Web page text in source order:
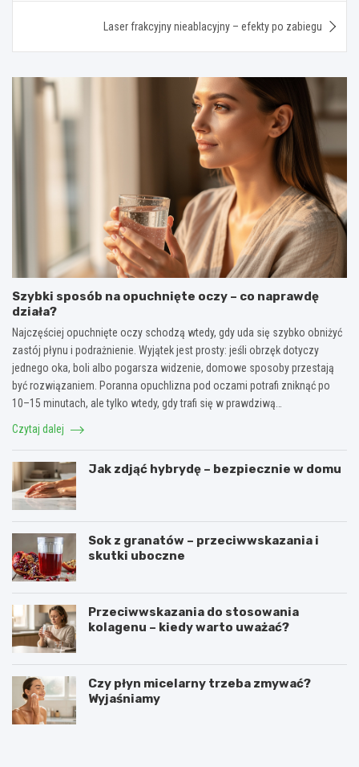
Laser frakcyjny nieablacyjny – efekty po zabiegu
Szybki sposób na opuchnięte oczy – co naprawdę
działa?
Najczęściej opuchnięte oczy schodzą wtedy, gdy uda się szybko obniżyć
zastój płynu i podrażnienie. Wyjątek jest prosty: jeśli obrzęk dotyczy
jednego oka, boli albo pogarsza widzenie, domowe sposoby przestają
być rozwiązaniem. Poranna opuchlizna pod oczami potrafi zniknąć po
10–15 minutach, ale tylko wtedy, gdy trafi się w prawdziwą…
Czytaj dalej
Jak zdjąć hybrydę – bezpiecznie w domu
Sok z granatów – przeciwwskazania i
skutki uboczne
Przeciwwskazania do stosowania
kolagenu – kiedy warto uważać?
Czy płyn micelarny trzeba zmywać?
Wyjaśniamy
O
C